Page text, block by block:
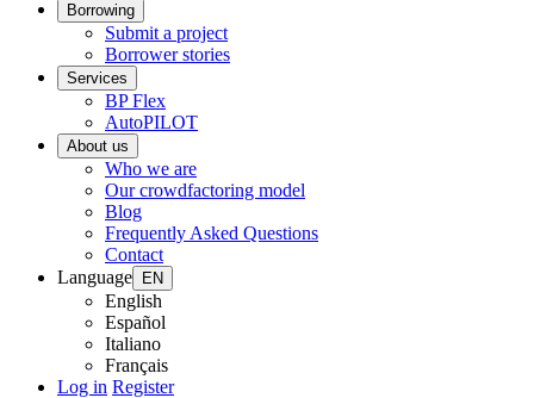
Borrowing
Submit a project
Borrower stories
Services
BP Flex
AutoPILOT
About us
Who we are
Our crowdfactoring model
Blog
Frequently Asked Questions
Contact
Language
EN
English
Español
Italiano
Français
Log in Register